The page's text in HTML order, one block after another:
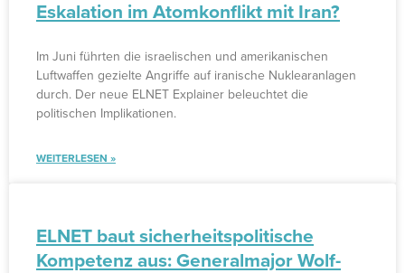
Eskalation im Atomkonflikt mit Iran?
Im Juni führten die israelischen und amerikanischen
Luftwaffen gezielte Angriffe auf iranische Nuklearanlagen
durch. Der neue ELNET Explainer beleuchtet die
politischen Implikationen.
WEITERLESEN »
ELNET baut sicherheitspolitische
Kompetenz aus: Generalmajor Wolf-